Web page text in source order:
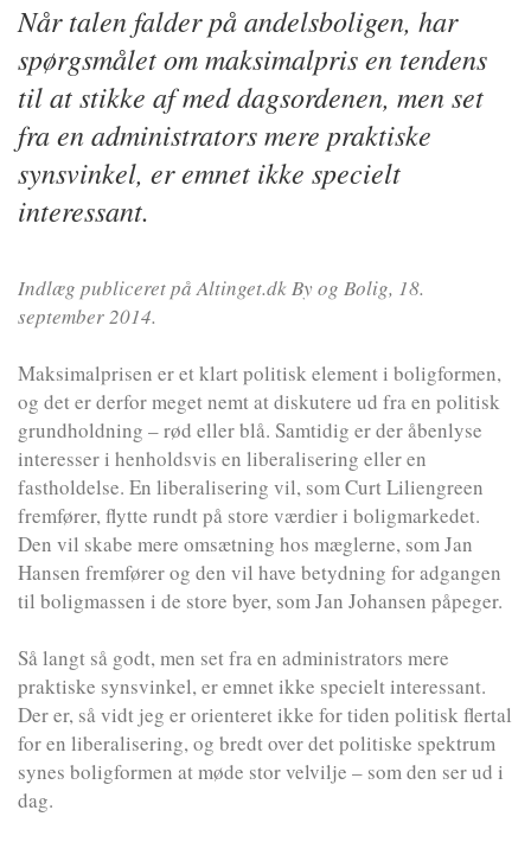
Når talen falder på andelsboligen, har
spørgsmålet om maksimalpris en tendens
til at stikke af med dagsordenen, men set
fra en administrators mere praktiske
synsvinkel, er emnet ikke specielt
interessant.
Indlæg publiceret på Altinget.dk By og Bolig, 18.
september 2014.
Maksimalprisen er et klart politisk element i boligformen,
og det er derfor meget nemt at diskutere ud fra en politisk
grundholdning – rød eller blå. Samtidig er der åbenlyse
interesser i henholdsvis en liberalisering eller en
fastholdelse. En liberalisering vil, som Curt Liliengreen
fremfører, flytte rundt på store værdier i boligmarkedet.
Den vil skabe mere omsætning hos mæglerne, som Jan
Hansen fremfører og den vil have betydning for adgangen
til boligmassen i de store byer, som Jan Johansen påpeger.
Så langt så godt, men set fra en administrators mere
praktiske synsvinkel, er emnet ikke specielt interessant.
Der er, så vidt jeg er orienteret ikke for tiden politisk flertal
for en liberalisering, og bredt over det politiske spektrum
synes boligformen at møde stor velvilje – som den ser ud i
dag.